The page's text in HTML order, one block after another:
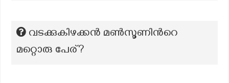
വടക്കുകിഴക്കൻ മൺസൂണിൻറെ
മറ്റൊരു പേര്?